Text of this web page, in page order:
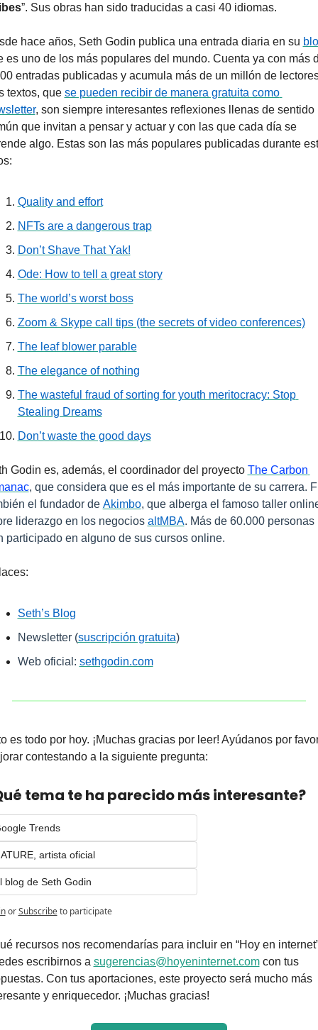
”. Sus obras han sido traducidas a casi 40 idiomas.
hace años, Seth Godin publica una entrada diaria en su
es uno de los más populares del mundo. Cuenta ya con más
entradas publicadas y acumula más de un millón de
textos, que se pueden recibir de manera gratuita como
, son siempre interesantes reflexiones llenas de sentido
que invitan a pensar y actuar y con las que cada día se
algo. Estas son las más populares publicadas durante
Quality and effort
NFTs are a dangerous trap
Don’t Shave That Yak!
Ode: How to tell a great story
The world’s worst boss
Zoom & Skype call tips (the secrets of video conferences)
The leaf blower parable
The elegance of nothing
The wasteful fraud of sorting for youth meritocracy: Stop
Stealing Dreams
Don’t waste the good days
Godin es, además, el coordinador del proyecto The Carbon
, que considera que es el más importante de su carrera.
el fundador de Akimbo, que alberga el famoso taller
liderazgo en los negocios altMBA. Más de 60.000 personas
participado en alguno de sus cursos online.
Seth’s Blog
Newsletter (suscripción gratuita)
Web oficial: sethgodin.com
es todo por hoy. ¡Muchas gracias por leer! Ayúdanos por
contestando a la siguiente pregunta:
tema te ha parecido más interesante?
Trends
artista oficial
blog de Seth Godin
or Subscribe to participate
recursos nos recomendarías para incluir en “Hoy en
escribirnos a sugerencias@hoyeninternet.com con tus
Con tus aportaciones, este proyecto será mucho más
y enriquecedor. ¡Muchas gracias!